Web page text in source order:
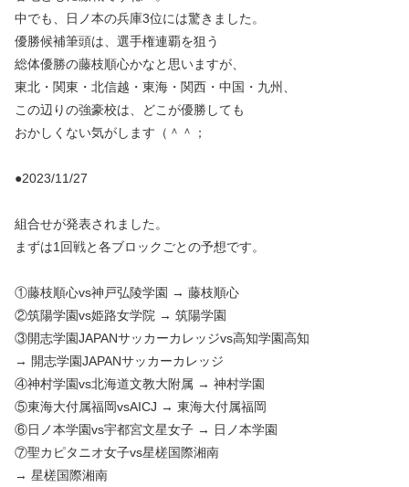
中でも、日ノ本の兵庫3位には驚きました。
優勝候補筆頭は、選手権連覇を狙う
総体優勝の藤枝順心かなと思いますが、
東北・関東・北信越・東海・関西・中国・九州、
この辺りの強豪校は、どこが優勝しても
おかしくない気がします（＾＾；
●2023/11/27
組合せが発表されました。
まずは1回戦と各ブロックごとの予想です。
①藤枝順心vs神戸弘陵学園 → 藤枝順心
②筑陽学園vs姫路女学院 → 筑陽学園
③開志学園JAPANサッカーカレッジvs高知学園高知
→ 開志学園JAPANサッカーカレッジ
④神村学園vs北海道文教大附属 → 神村学園
⑤東海大付属福岡vsAICJ → 東海大付属福岡
⑥日ノ本学園vs宇都宮文星女子 → 日ノ本学園
⑦聖カピタニオ女子vs星槎国際湘南
→ 星槎国際湘南